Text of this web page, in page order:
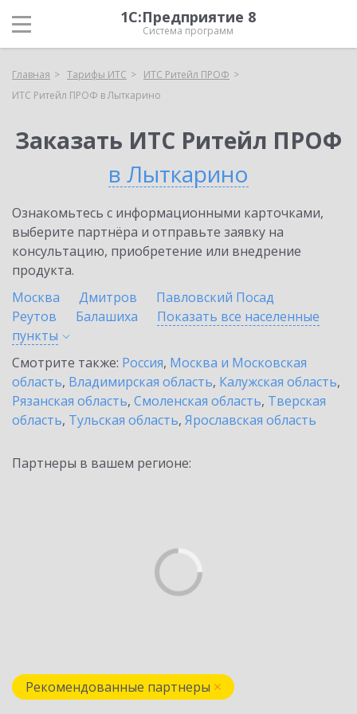
1С:Предприятие 8
Система программ
Главная Тарифы ИТС
ИТС Ритейл ПРОФ
ИТС Ритейл ПРОФ в Лыткарино
Заказать ИТС Ритейл ПРОФ
в Лыткарино
Ознакомьтесь с информационными карточками,
выберите партнёра и отправьте заявку на
консультацию, приобретение или внедрение
продукта.
Москва
Дмитров
Павловский Посад
Реутов
Балашиха
Показать все населенные
пункты
Смотрите также: Россия, Москва и Московская
область, Владимирская область, Калужская область,
Рязанская область, Смоленская область, Тверская
область, Тульская область, Ярославская область
Партнеры в вашем регионе:
Рекомендованные партнеры